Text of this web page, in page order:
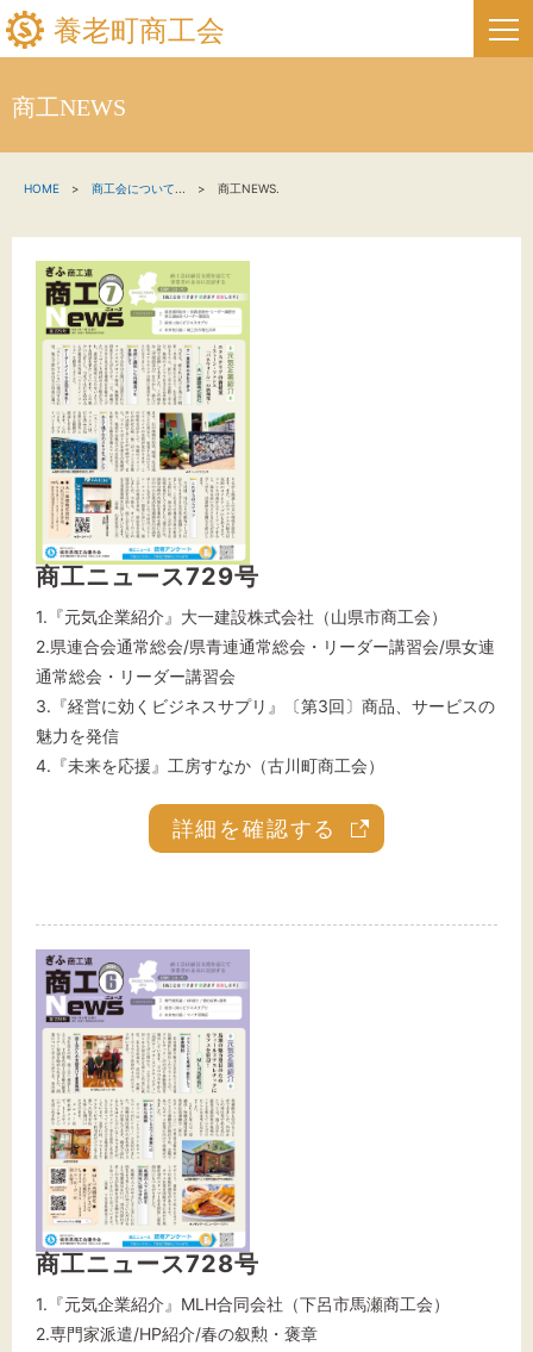
養老町商工会
新着情報
関係機関の方へ
養老町商工会について
養老町商工会の情報
お問い合わせ
文字サイズ
標準
黒 白 黄
商工NEWS
HOME 商工会について 商工NEWS.
商工ニュース729号
1.『元気企業紹介』大一建設株式会社（山県市商工会）
2.県連合会通常総会/県青連通常総会・リーダー講習会/県女連
通常総会・リーダー講習会
3.『経営に効くビジネスサプリ』〔第3回〕商品、サービスの
魅力を発信
4.『未来を応援』工房すなか（古川町商工会）
詳細を確認する
商工ニュース728号
1.『元気企業紹介』MLH合同会社（下呂市馬瀬商工会）
2.専門家派遣/HP紹介/春の叙勲・褒章